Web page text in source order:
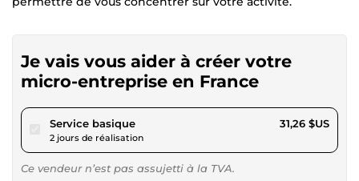
Je vais vous aider à créer votre
micro-entreprise en France
Service basiquepour 28,81 $US
2 jours de réalisation
31,26 $US
Ce vendeur n’est pas assujetti à la TVA.